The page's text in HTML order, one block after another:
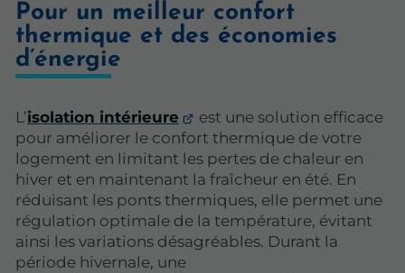
Pour un meilleur confort
thermique et des économies
d’énergie
L’isolation intérieure
est une solution efficace
pour améliorer le confort thermique de votre
logement en limitant les pertes de chaleur en
hiver et en maintenant la fraîcheur en été. En
réduisant les ponts thermiques, elle permet une
régulation optimale de la température, évitant
ainsi les variations désagréables. Durant la
période hivernale, une